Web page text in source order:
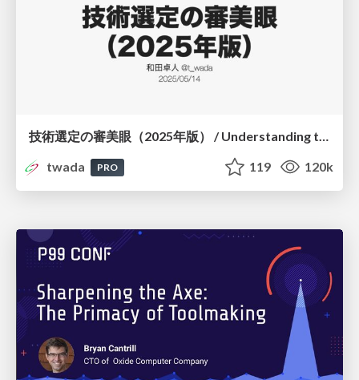
技術選定の審美眼（2025年版） / Understanding the Spiral of Technologies 2025 edition
twada
PRO 119 120k